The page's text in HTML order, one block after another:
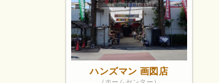
ハンズマン 画図店